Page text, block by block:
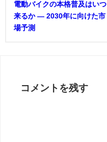
電動バイクの本格普及はいつ
来るか ― 2030年に向けた市
場予測
コメントを残す